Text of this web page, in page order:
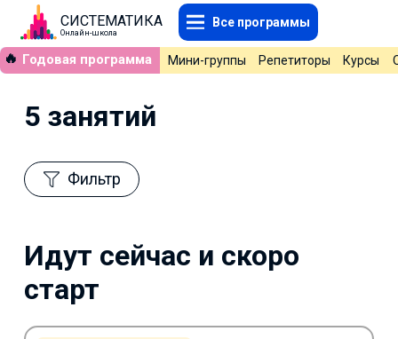
СИСТЕМАТИКА
Онлайн-школа
Все программы
🔥 Годовая программа Мини-группы Репетиторы Курсы
5 занятий
Фильтр
Идут сейчас и скоро
старт